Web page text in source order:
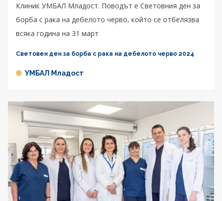
Клиник УМБАЛ Младост. Поводът е Световния ден за
борба с рака на дебелото черво, който се отбелязва
всяка година на 31 март
Световен ден за борба с рака на дебелото черво 2024
УМБАЛ Младост